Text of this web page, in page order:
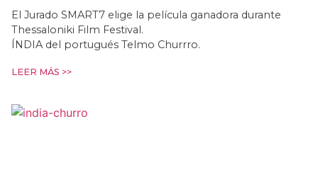
El Jurado SMART7 elige la película ganadora durante
Thessaloniki Film Festival.
ÍNDIA del portugués Telmo Churrro.
LEER MÁS >>